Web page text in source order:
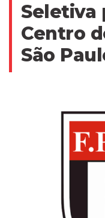
Seletiva
Centro
São